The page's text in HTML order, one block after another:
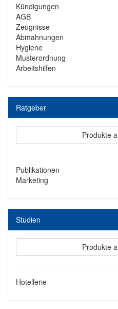
Kündigungen
AGB
Zeugnisse
Abmahnungen
Hygiene
Musterordnung
Arbeitshilfen
Ratgeber
Produkte
Publikationen
Marketing
Studien
Produkte
Hotellerie